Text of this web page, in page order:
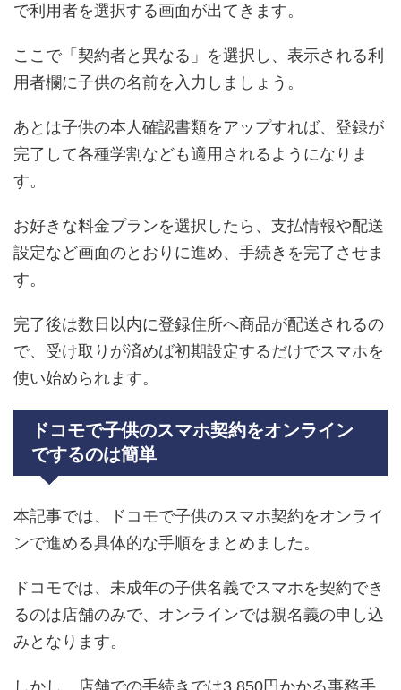
で利用者を選択する画面が出てきます。
ここで「契約者と異なる」を選択し、表示される利
用者欄に子供の名前を入力しましょう。
あとは子供の本人確認書類をアップすれば、登録が
完了して各種学割なども適用されるようになりま
す。
お好きな料金プランを選択したら、支払情報や配送
設定など画面のとおりに進め、手続きを完了させま
す。
完了後は数日以内に登録住所へ商品が配送されるの
で、受け取りが済めば初期設定するだけでスマホを
使い始められます。
ドコモで子供のスマホ契約をオンライン
でするのは簡単
本記事では、ドコモで子供のスマホ契約をオンライ
ンで進める具体的な手順をまとめました。
ドコモでは、未成年の子供名義でスマホを契約でき
るのは店舗のみで、オンラインでは親名義の申し込
みとなります。
しかし、店舗での手続きでは3,850円かかる事務手